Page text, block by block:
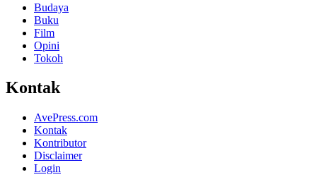
Budaya
Buku
Film
Opini
Tokoh
Kontak
AvePress.com
Kontak
Kontributor
Disclaimer
Login